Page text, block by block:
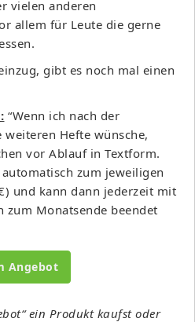
vielen anderen
allem für Leute die gerne
gibt es noch mal einen
“Wenn ich nach der
Hefte wünsche,
vor Ablauf in Textform.
zum jeweiligen
und kann dann jederzeit mit
zum Monatsende beendet
Angebot
ein Produkt kaufst oder